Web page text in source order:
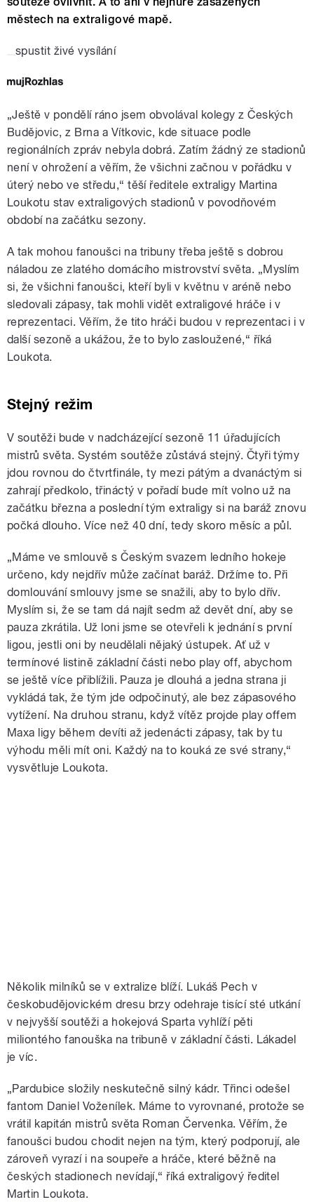
městech na extraligové mapě.
spustit živé vysílání
„Ještě v pondělí ráno jsem obvolával kolegy z Českých
Budějovic, z Brna a Vítkovic, kde situace podle
regionálních zpráv nebyla dobrá. Zatím žádný ze stadionů
není v ohrožení a věřím, že všichni začnou v pořádku v
úterý nebo ve středu,“ těší ředitele extraligy Martina
Loukotu stav extraligových stadionů v povodňovém
období na začátku sezony.
A tak mohou fanoušci na tribuny třeba ještě s dobrou
náladou ze zlatého domácího mistrovství světa. „Myslím
si, že všichni fanoušci, kteří byli v květnu v aréně nebo
sledovali zápasy, tak mohli vidět extraligové hráče i v
reprezentaci. Věřím, že tito hráči budou v reprezentaci i v
další sezoně a ukážou, že to bylo zasloužené,“ říká
Loukota.
Stejný režim
V soutěži bude v nadcházející sezoně 11 úřadujících
mistrů světa. Systém soutěže zůstává stejný. Čtyři týmy
jdou rovnou do čtvrtfinále, ty mezi pátým a dvanáctým si
zahrají předkolo, třináctý v pořadí bude mít volno už na
začátku března a poslední tým extraligy si na baráž znovu
počká dlouho. Více než 40 dní, tedy skoro měsíc a půl.
„Máme ve smlouvě s Českým svazem ledního hokeje
určeno, kdy nejdřív může začínat baráž. Držíme to. Při
domlouvání smlouvy jsme se snažili, aby to bylo dřív.
Myslím si, že se tam dá najít sedm až devět dní, aby se
pauza zkrátila. Už loni jsme se otevřeli k jednání s první
ligou, jestli oni by neudělali nějaký ústupek. Ať už v
termínové listině základní části nebo play off, abychom
se ještě více přiblížili. Pauza je dlouhá a jedna strana ji
vykládá tak, že tým jde odpočinutý, ale bez zápasového
vytížení. Na druhou stranu, když vítěz projde play offem
Maxa ligy během devíti až jedenácti zápasy, tak by tu
výhodu měli mít oni. Každý na to kouká ze své strany,“
vysvětluje Loukota.
Několik milníků se v extralize blíží. Lukáš Pech v
českobudějovickém dresu brzy odehraje tisící sté utkání
v nejvyšší soutěži a hokejová Sparta vyhlíží pěti
miliontého fanouška na tribuně v základní části. Lákadel
je víc.
„Pardubice složily neskutečně silný kádr. Třinci odešel
fantom Daniel Voženílek. Máme to vyrovnané, protože se
vrátil kapitán mistrů světa Roman Červenka. Věřím, že
fanoušci budou chodit nejen na tým, který podporují, ale
zároveň vyrazí i na soupeře a hráče, které běžně na
českých stadionech nevídají,“ říká extraligový ředitel
Martin Loukota.